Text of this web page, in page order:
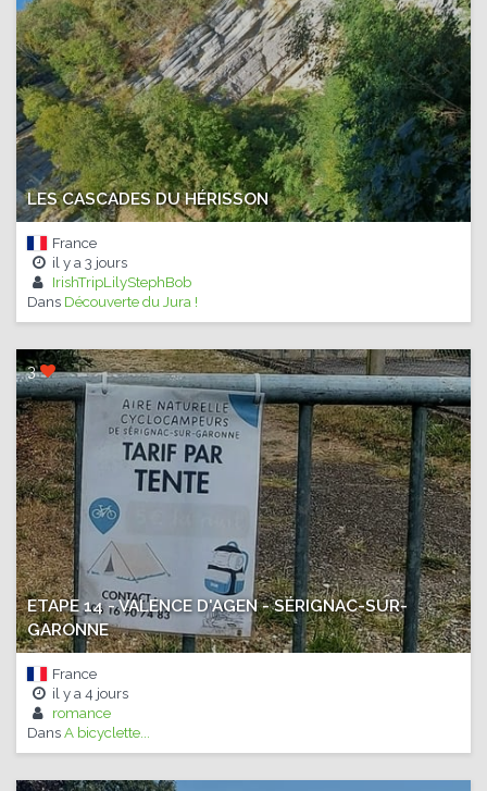
LES CASCADES DU HÉRISSON
France
il y a3 jours
IrishTripLilyStephBob
Dans Découverte du Jura !
3
ETAPE 14 - VALENCE D'AGEN - SÉRIGNAC-SUR-
GARONNE
France
il y a 4 jours
romance
DansA bicyclette...